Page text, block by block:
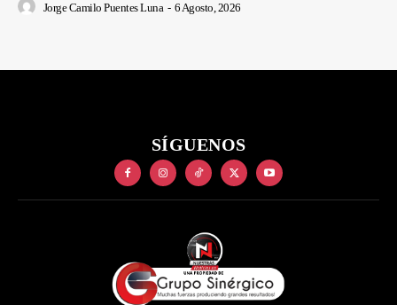
Jorge Camilo Puentes Luna - 6 Agosto, 2026
SÍGUENOS